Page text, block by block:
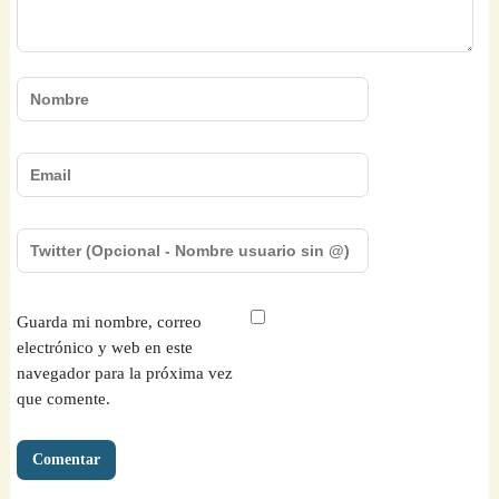
Guarda mi nombre, correo
electrónico y web en este
navegador para la próxima vez
que comente.